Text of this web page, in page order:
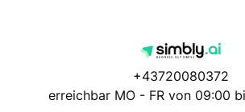
+43720080372
erreichbar MO - FR von 09:00